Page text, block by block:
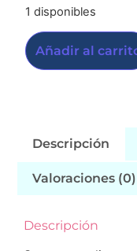
1 disponibles
Añadir al
Descripción
Valoraciones (0)
Descripción